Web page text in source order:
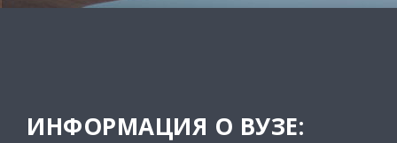
ИНФОРМАЦИЯ О ВУЗЕ: